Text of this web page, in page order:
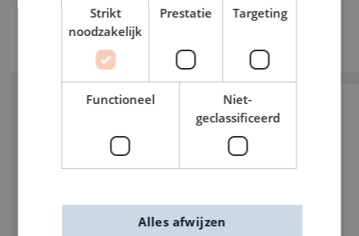
Strikt
noodzakelijk
Prestatie Targeting
Functioneel
Niet-
geclassificeerd
Alles afwijzen